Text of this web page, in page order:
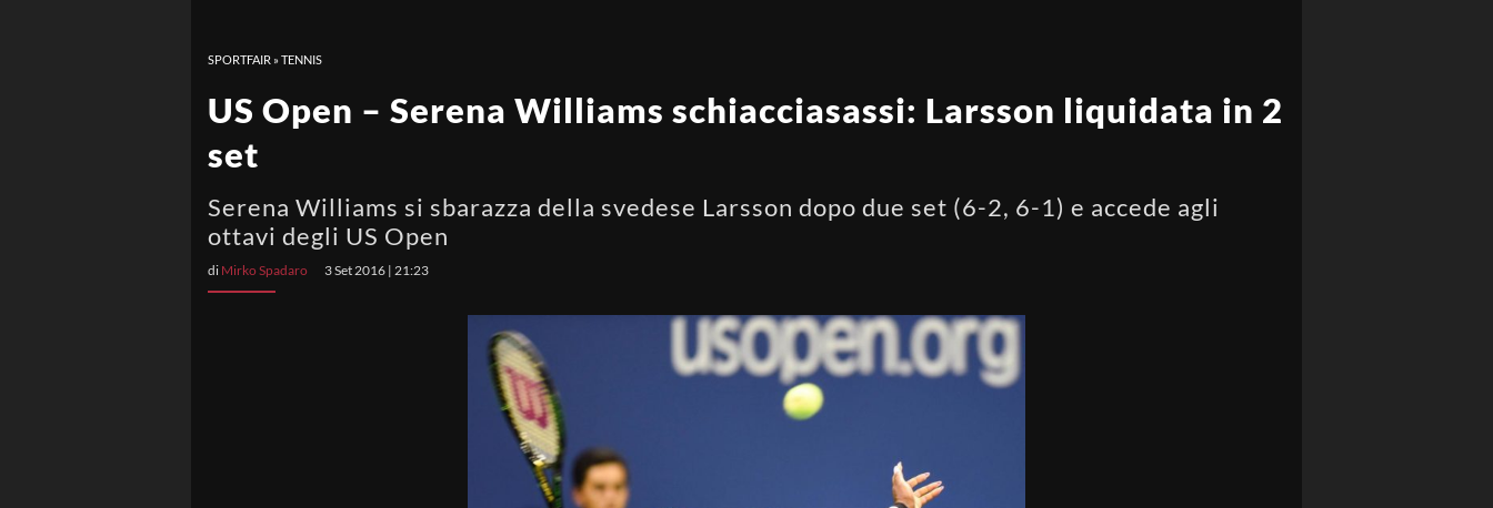
SPORTFAIR »TENNIS
US Open – Serena Williams schiacciasassi: Larsson liquidata in 2
set
Serena Williams si sbarazza della svedese Larsson dopo due set (6-2, 6-1) e accede agli
ottavi degli US Open
di Mirko Spadaro 3 Set 2016 | 21:23